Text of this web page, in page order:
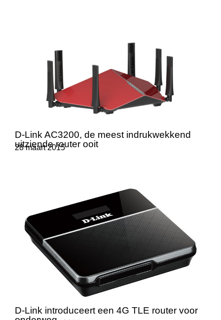
D-Link AC3200, de meest indrukwekkend
uitziende router ooit
28 maart 2015
D-Link introduceert een 4G TLE router voor